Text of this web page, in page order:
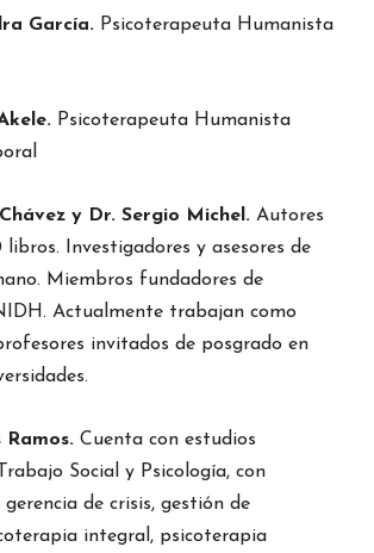
García. Psicoterapeuta Humanista
Psicoterapeuta Humanista
y Dr. Sergio Michel. Autores
libros. Investigadores y asesores de
Miembros fundadores de
Actualmente trabajan como
invitados de posgrado en
Ramos. Cuenta con estudios
Social y Psicología, con
de crisis, gestión de
integral, psicoterapia